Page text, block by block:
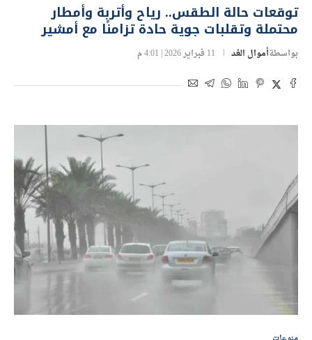
توقعات حالة الطقس.. رياح وأتربة وأمطار
محتملة وتقلبات جوية حادة تزامنًا مع أمشير
بواسطةأموال الغد 11 فبراير 2026 | 4:01 م